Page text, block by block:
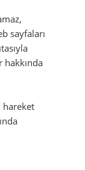
sayfaları
hakkında
hareket